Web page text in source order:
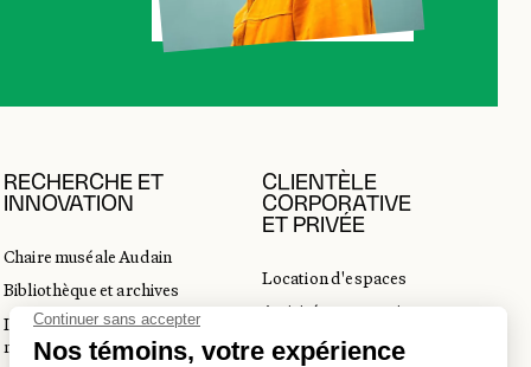
RECHERCHE ET
INNOVATION
Chaire muséale Audain
Bibliothèque et archives
Incubateur d’innovations
muséales
CLIENTÈLE
CORPORATIVE
ET PRIVÉE
Location d'espaces
Activités corporatives
Location d'œuvres